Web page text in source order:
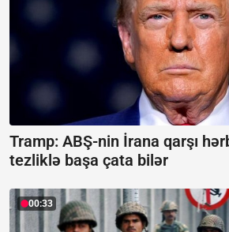
Tramp: ABŞ-nin İrana qarşı
tezliklə başa çata bilər
00:33